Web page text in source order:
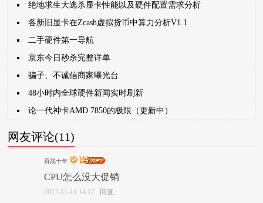
绝地求生大逃杀显卡性能以及硬件配置需求分析
各新旧显卡在Zcash虚拟货币中算力分析V1.1
二手硬件第一导航
京东今日秒杀完整详单
骗子、不诚信商家曝光台
48小时内全球硬件新闻实时刷新
论一代神卡AMD 7850的极限（更新中）
网友评论(11)
再战十年
CPU怎么没大促销
2017-11-11 14:17 回复